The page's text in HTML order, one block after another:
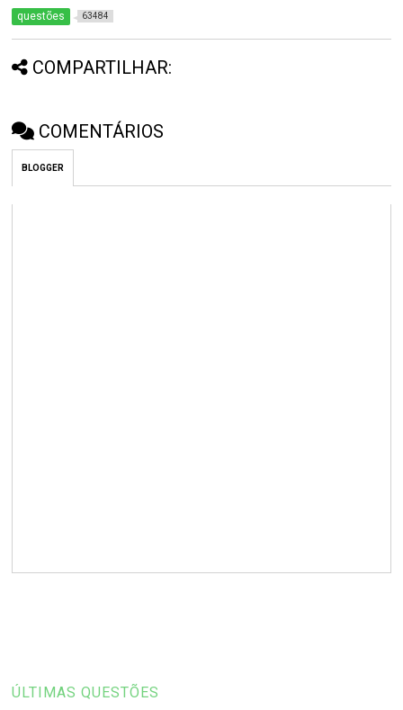
questões 63484
COMPARTILHAR:
COMENTÁRIOS
BLOGGER
ÚLTIMAS QUESTÕES